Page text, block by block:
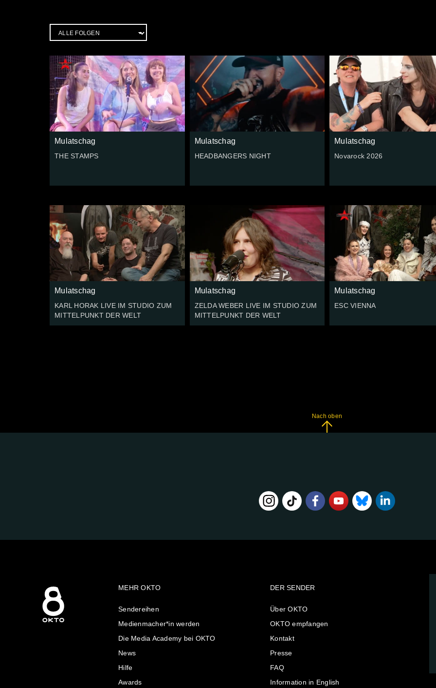
Mulatschag
THE STAMPS
Mulatschag
HEADBANGERS NIGHT
Mulatschag
Novarock 2026
Mulatschag
KARL HORAK LIVE IM STUDIO ZUM
MITTELPUNKT DER WELT
Mulatschag
ZELDA WEBER LIVE IM STUDIO ZUM
MITTELPUNKT DER WELT
Mulatschag
ESC VIENNA
Nach oben
MEHR OKTO
Sendereihen
Medienmacher*in werden
Die Media Academy bei OKTO
News
Hilfe
Awards
DER SENDER
Über OKTO
OKTO empfangen
Kontakt
Presse
FAQ
Information in English